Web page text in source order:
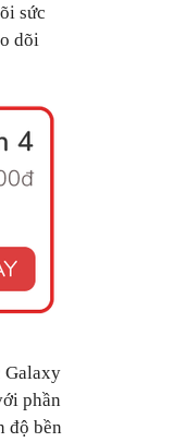
sức
dõi
Galaxy
phần
độ bền